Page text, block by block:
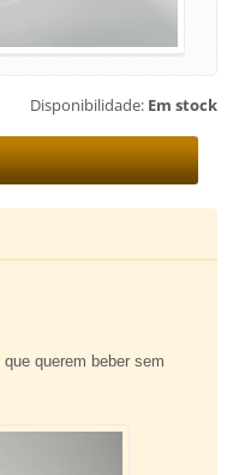
Disponibilidade: Em stock
que querem beber sem